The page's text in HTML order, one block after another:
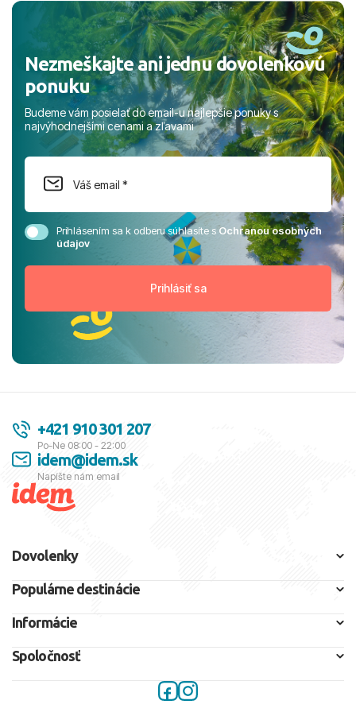
Nezmeškajte ani jednu dovolenkovú
ponuku
Budeme vám posielať do email-u najlepšie ponuky s
najvýhodnejšími cenami a zľavami
Prihlásením sa k odberu súhlasíte sOchranou osobných
údajov
+421 910 301 207
Po-Ne 08:00 - 22:00
idem@idem.sk
Napíšte nám email
Dovolenky
Populárne destinácie
Informácie
Spoločnosť